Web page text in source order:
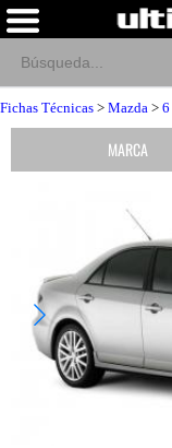
Fichas Técnicas > Mazda > 6
MARCA